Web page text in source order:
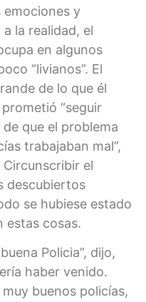
emociones y
la realidad, el
en algunos
“livianos”. El
de lo que él
“seguir
que el problema
trabajaban mal”,
el
descubiertos
se hubiese estado
estas cosas.
Policia”, dijo,
haber venido.
buenos policías,